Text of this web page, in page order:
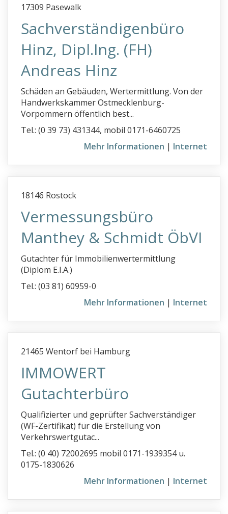
17309 Pasewalk
Sachverständigenbüro
Hinz, Dipl.Ing. (FH)
Andreas Hinz
Schäden an Gebäuden, Wertermittlung. Von der
Handwerkskammer Ostmecklenburg-
Vorpommern öffentlich best...
Tel.: (0 39 73) 431344, mobil 0171-6460725
Mehr Informationen | Internet
18146 Rostock
Vermessungsbüro
Manthey & Schmidt ÖbVI
Gutachter für Immobilienwertermittlung
(Diplom E.I.A.)
Tel.: (03 81) 60959-0
Mehr Informationen | Internet
21465 Wentorf bei Hamburg
IMMOWERT
Gutachterbüro
Qualifizierter und geprüfter Sachverständiger
(WF-Zertifikat) für die Erstellung von
Verkehrswertgutac...
Tel.: (0 40) 72002695 mobil 0171-1939354 u.
0175-1830626
Mehr Informationen | Internet